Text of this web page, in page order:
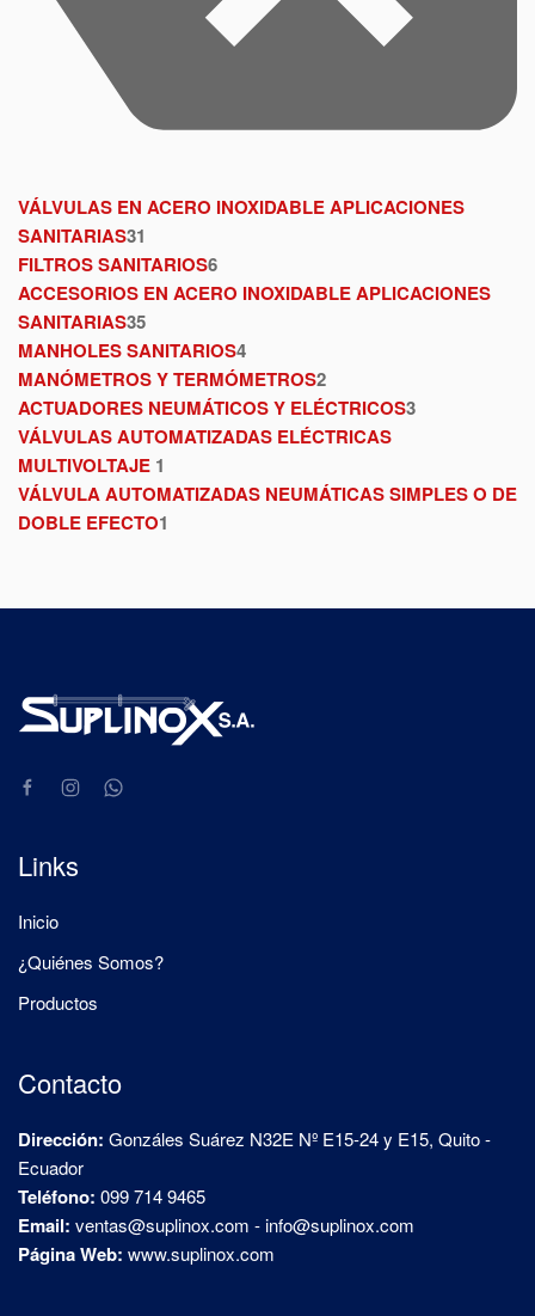
VÁLVULAS EN ACERO INOXIDABLE APLICACIONES
SANITARIAS31
FILTROS SANITARIOS6
ACCESORIOS EN ACERO INOXIDABLE APLICACIONES
SANITARIAS35
MANHOLES SANITARIOS4
MANÓMETROS Y TERMÓMETROS2
ACTUADORES NEUMÁTICOS Y ELÉCTRICOS3
VÁLVULAS AUTOMATIZADAS ELÉCTRICAS
MULTIVOLTAJE 1
VÁLVULA AUTOMATIZADAS NEUMÁTICAS SIMPLES O DE
DOBLE EFECTO1
Links
Inicio
¿Quiénes Somos?
Productos
Contacto
Dirección: Gonzáles Suárez N32E Nº E15-24 y E15, Quito -
Ecuador
Teléfono: 099 714 9465
Email: ventas@suplinox.com -info@suplinox.com
Página Web: www.suplinox.com